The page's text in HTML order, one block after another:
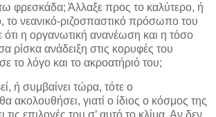
φρεσκάδα; Άλλαξε προς το καλύτερο, ή
το νεανικό-ριζοσπαστικό πρόσωπο του
η οργανωτική ανανέωση και η τόσο
ρίσκα ανάδειξη στις κορυφές του
το λόγο και το ακροατήριό του;
ή συμβαίνει τώρα, τότε ο
ακολουθήσει, γιατί ο ίδιος ο κόσμος της